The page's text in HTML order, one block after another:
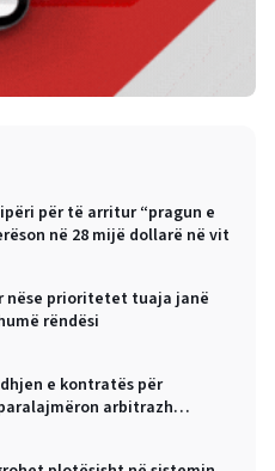
për të arritur “pragun e
në 28 mijë dollarë në vit
nëse prioritetet tuaja janë
rëndësi
e kontratës për
arbitrazh